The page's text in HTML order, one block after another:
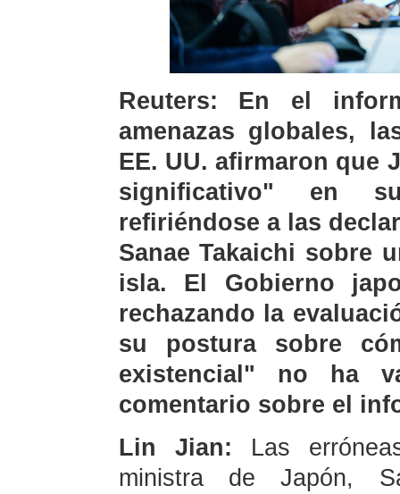
Reuters: En el
amenazas globales,
EE. UU. afirmaron que
significativo" en
refiriéndose a las
Sanae Takaichi sobre
isla. El Gobierno
rechazando la
su postura sobre
existencial" no ha
comentario sobre el
Lin Jian: Las
ministra de Japón,